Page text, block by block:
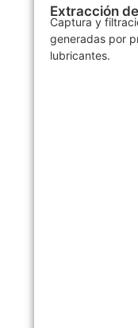
Extracción
Captura y
generadas por
lubricantes.